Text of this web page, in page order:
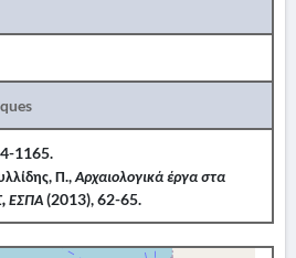
1165.
Π.,Αρχαιολογικά έργα στα
ΕΣΠΑ(2013), 62-65.